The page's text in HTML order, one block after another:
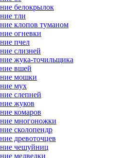
белокрылок
тли
клопов туманом
огневки
пчел
слизней
жука-точильщика
вшей
мошки
мух
слепней
жуков
комаров
многоножки
сколопендр
древоточцев
чешуйниц
медведки